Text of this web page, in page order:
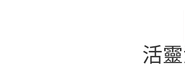
活